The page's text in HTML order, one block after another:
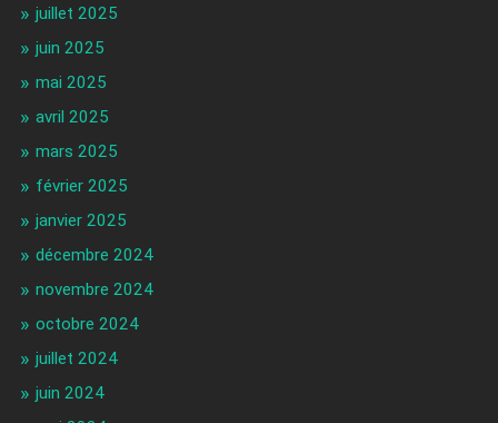
juillet 2025
juin 2025
mai 2025
avril 2025
mars 2025
février 2025
janvier 2025
décembre 2024
novembre 2024
octobre 2024
juillet 2024
juin 2024